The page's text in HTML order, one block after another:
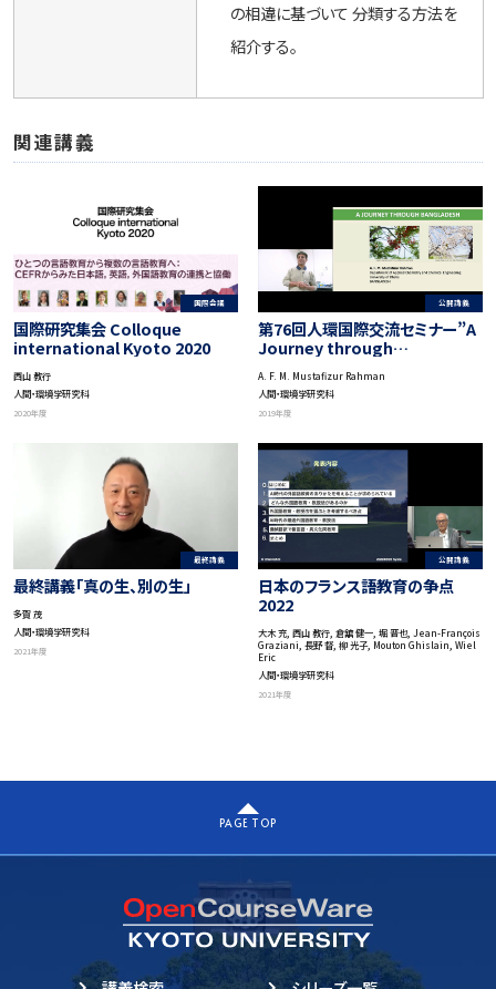
の相違に基づいて 分類する方法を
紹介する。
関連講義
国際会議
国際研究集会 Colloque
international Kyoto 2020
西山 教行
人間・環境学研究科
2020年度
公開講義
第76回人環国際交流セミナー”A
Journey through
の旅）
A. F. M. Mustafizur Rahman
人間・環境学研究科
2019年度
最終講義
最終講義「真の生、別の生」
多賀 茂
人間・環境学研究科
2021年度
公開講義
日本のフランス語教育の争点
2022
大木 充, 西山 教行, 倉舘 健一, 堀 晋也, Jean-François
Graziani, 長野 督, 柳 光子, Mouton Ghislain, Wiel
Eric
人間・環境学研究科
2021年度
PAGE TOP